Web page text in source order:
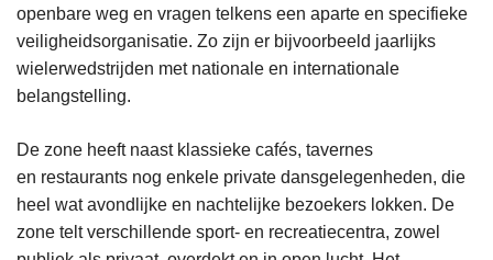
openbare weg en vragen telkens een aparte en specifieke
veiligheidsorganisatie. Zo zijn er bijvoorbeeld jaarlijks
wielerwedstrijden met nationale en internationale
belangstelling.
De zone heeft naast klassieke cafés, tavernes
en restaurants nog enkele private dansgelegenheden, die
heel wat avondlijke en nachtelijke bezoekers lokken. De
zone telt verschillende sport- en recreatiecentra, zowel